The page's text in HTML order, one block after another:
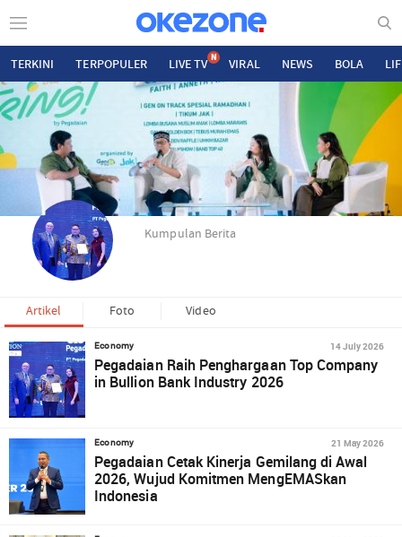
TERKINI TERPOPULER LIVE TV N VIRAL NEWS BOLA
Kumpulan Berita
Artikel Foto Video
Economy 14 July 2026
Pegadaian Raih Penghargaan Top Company
in Bullion Bank Industry 2026
Economy 21 May 2026
Pegadaian Cetak Kinerja Gemilang di Awal
2026, Wujud Komitmen MengEMASkan
Indonesia